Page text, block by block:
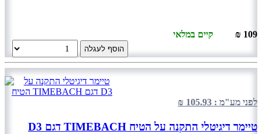
109 ₪ קיים במלאי
הוסף לעגלה
לפני מע"מ : 105.93 ₪
טיימר דיגיטלי התקנה על הטיח TIMEBACH דגם D3